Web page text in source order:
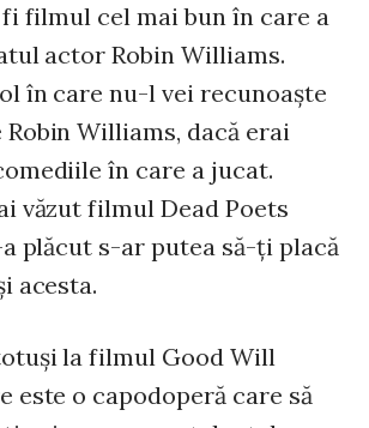
filmul cel mai bun în care a
actor Robin Williams.
în care nu-l vei recunoaşte
Williams, dacă erai
în care a jucat.
văzut filmul Dead Poets
plăcut s-ar putea să-ţi placă
acesta.
la filmul Good Will
este o capodoperă care să